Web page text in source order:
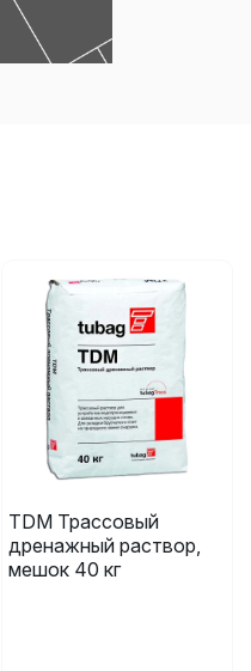
TDM Трассовый
дренажный раствор,
мешок 40 кг